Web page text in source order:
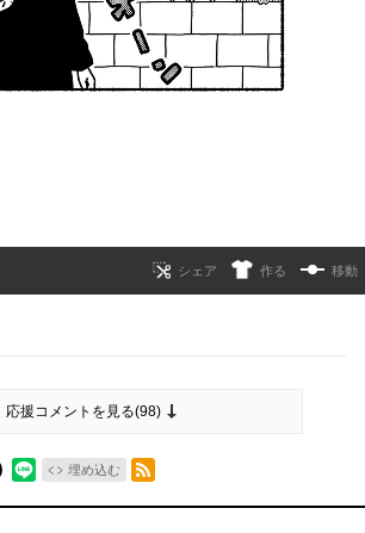
作る 移動
応援コメントを見る(98)
埋め込む
RSSフィード